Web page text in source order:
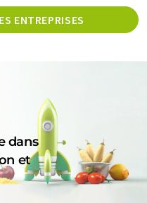
ENTREPRISES
dans
et